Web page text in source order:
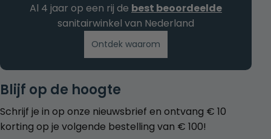
Blijf op de hoogte
Schrijf je in op onze nieuwsbrief en ontvang € 10
korting op je volgende bestelling van € 100!
Al 4 jaar op een rij de best beoordeelde
sanitairwinkel van Nederland
Ontdek waarom